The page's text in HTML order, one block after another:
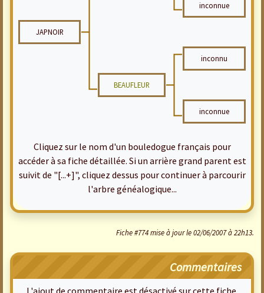
inconnue
JAPNOIR
inconnu
BEAUFLEUR
inconnue
Cliquez sur le nom d'un bouledogue français pour
accéder à sa fiche détaillée. Si un arrière grand parent est
suivit de "[...+]", cliquez dessus pour continuer à parcourir
l'arbre généalogique...
Fiche #774 mise à jour le 02/06/2007 à 22h13.
Commentaires
L'ajout de commentaire est désactivé sur cette fiche.